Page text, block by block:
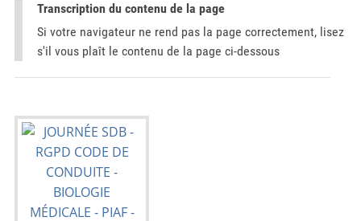
Transcription du contenu de la page
Si votre navigateur ne rend pas la page correctement, lisez
s'il vous plaît le contenu de la page ci-dessous